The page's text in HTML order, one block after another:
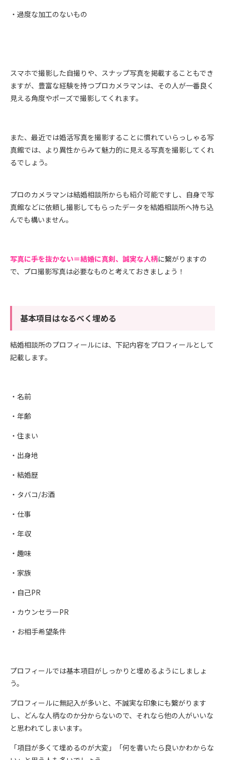
・過度な加工のないもの
スマホで撮影した自撮りや、スナップ写真を掲載することもでき
ますが、豊富な経験を持つプロカメラマンは、その人が一番良く
見える角度やポーズで撮影してくれます。
また、最近では婚活写真を撮影することに慣れていらっしゃる写
真館では、より異性からみて魅力的に見える写真を撮影してくれ
るでしょう。
プロのカメラマンは結婚相談所からも紹介可能ですし、自身で写
真館などに依頼し撮影してもらったデータを結婚相談所へ持ち込
んでも構いません。
写真に手を抜かない＝結婚に真剣、誠実な人柄に繋がりますの
で、プロ撮影写真は必要なものと考えておきましょう！
基本項目はなるべく埋める
結婚相談所のプロフィールには、下記内容をプロフィールとして
記載します。
・名前
・年齢
・住まい
・出身地
・結婚歴
・タバコ/お酒
・仕事
・年収
・趣味
・家族
・自己PR
・カウンセラーPR
・お相手希望条件
プロフィールでは基本項目がしっかりと埋めるようにしましょ
う。
プロフィールに無記入が多いと、不誠実な印象にも繋がります
し、どんな人柄なのか分からないので、それなら他の人がいいな
と思われてしまいます。
「項目が多くて埋めるのが大変」「何を書いたら良いかわからな